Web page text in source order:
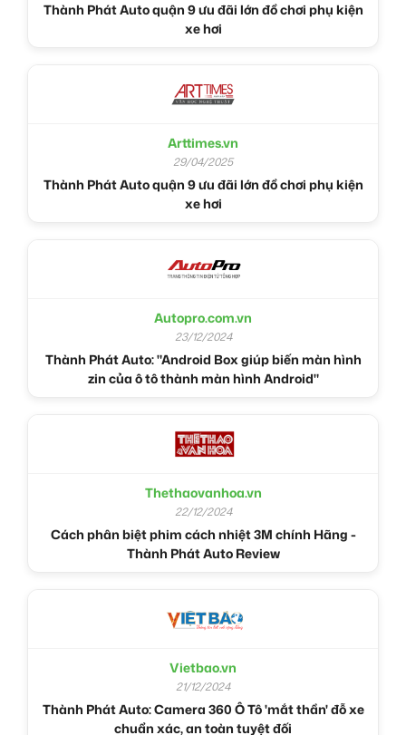
Thành Phát Auto quận 9 ưu đãi lớn đồ chơi phụ kiện
xe hơi
Arttimes.vn
29/04/2025
Thành Phát Auto quận 9 ưu đãi lớn đồ chơi phụ kiện
xe hơi
Autopro.com.vn
23/12/2024
Thành Phát Auto: "Android Box giúp biến màn hình
zin của ô tô thành màn hình Android"
Thethaovanhoa.vn
22/12/2024
Cách phân biệt phim cách nhiệt 3M chính Hãng -
Thành Phát Auto Review
Vietbao.vn
21/12/2024
Thành Phát Auto: Camera 360 Ô Tô 'mắt thần' đỗ xe
chuẩn xác, an toàn tuyệt đối